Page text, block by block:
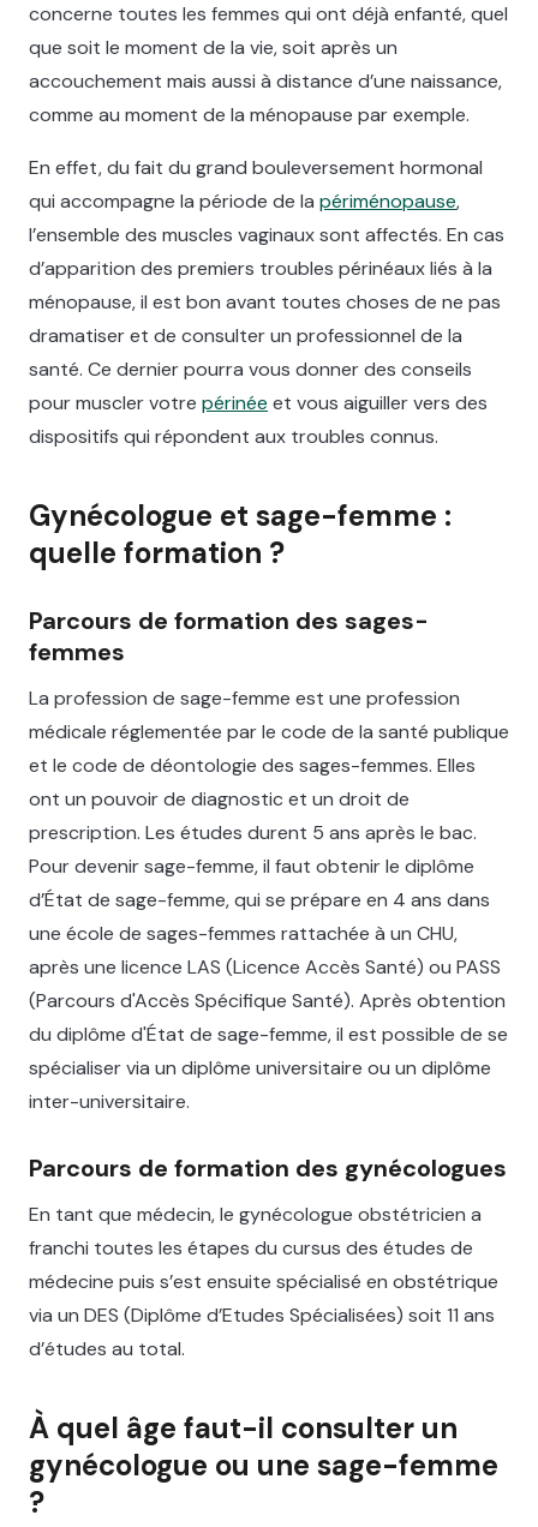
concerne toutes les femmes qui ont déjà enfanté, quel
que soit le moment de la vie, soit après un
accouchement mais aussi à distance d’une naissance,
comme au moment de la ménopause par exemple.
En effet, du fait du grand bouleversement hormonal
qui accompagne la période de la périménopause,
l’ensemble des muscles vaginaux sont affectés. En cas
d’apparition des premiers troubles périnéaux liés à la
ménopause, il est bon avant toutes choses de ne pas
dramatiser et de consulter un professionnel de la
santé. Ce dernier pourra vous donner des conseils
pour muscler votre périnée et vous aiguiller vers des
dispositifs qui répondent aux troubles connus.
Gynécologue et sage-femme :
quelle formation ?
Parcours de formation des sages-
femmes
La profession de sage-femme est une profession
médicale réglementée par le code de la santé publique
et le code de déontologie des sages-femmes. Elles
ont un pouvoir de diagnostic et un droit de
prescription. Les études durent 5 ans après le bac.
Pour devenir sage-femme, il faut obtenir le diplôme
d’État de sage-femme, qui se prépare en 4 ans dans
une école de sages-femmes rattachée à un CHU,
après une licence LAS (Licence Accès Santé) ou PASS
(Parcours d'Accès Spécifique Santé). Après obtention
du diplôme d'État de sage-femme, il est possible de se
spécialiser via un diplôme universitaire ou un diplôme
inter-universitaire.
Parcours de formation des gynécologues
En tant que médecin, le gynécologue obstétricien a
franchi toutes les étapes du cursus des études de
médecine puis s’est ensuite spécialisé en obstétrique
via un DES (Diplôme d’Etudes Spécialisées) soit 11 ans
d’études au total.
À quel âge faut-il consulter un
gynécologue ou une sage-femme
?